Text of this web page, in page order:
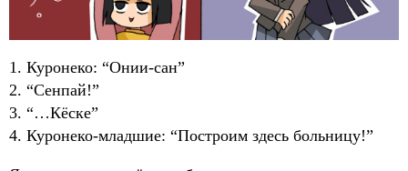
1. Куронеко: “Онии-сан”
2. “Сенпай!”
3. “…Кёске”
4. Куронеко-младшие: “Построим здесь больницу!”